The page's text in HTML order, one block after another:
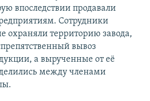
впоследствии продавали
Сотрудники
охраняли территорию завода,
вывоз
а вырученные от её
между членами